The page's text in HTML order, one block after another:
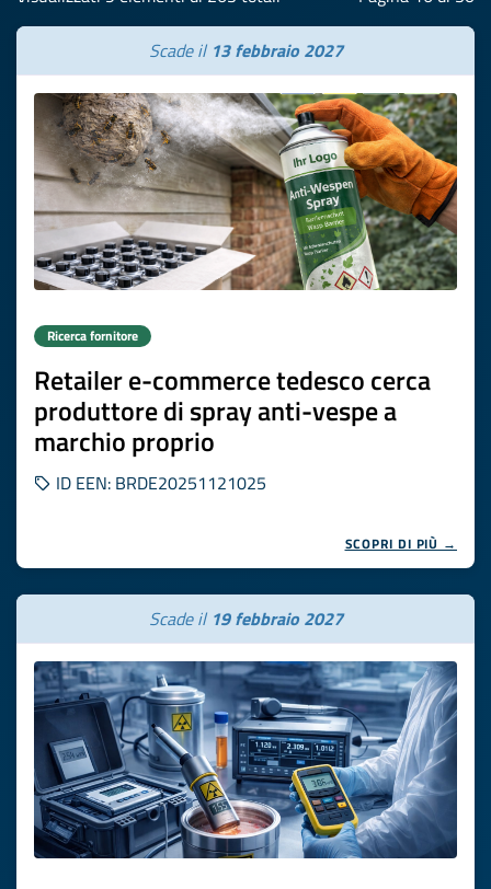
Scade il 13 febbraio 2027
Ricerca fornitore
Retailer e-commerce tedesco cerca
produttore di spray anti-vespe a
marchio proprio
ID EEN: BRDE20251121025
SCOPRI DI PIÙ →
Scade il 19 febbraio 2027